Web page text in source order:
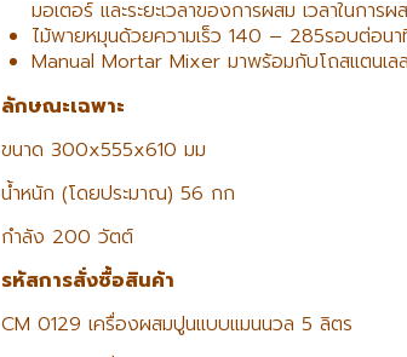
มอเตอร์ และระยะเวลาของการผสม เวลาในการ
ไม้พายหมุนด้วยความเร็ว 140 – 285รอบต่อนา
Manual Mortar Mixer มาพร้อมกับโถสแตนเล
ลักษณะเฉพาะ
ขนาด 300x555x610 มม
น้ำหนัก (โดยประมาณ) 56 กก
กำลัง 200 วัตต์
รหัสการสั่งซื้อสินค้า
CM 0129 เครื่องผสมปูนแบบแมนนวล 5 ลิตร